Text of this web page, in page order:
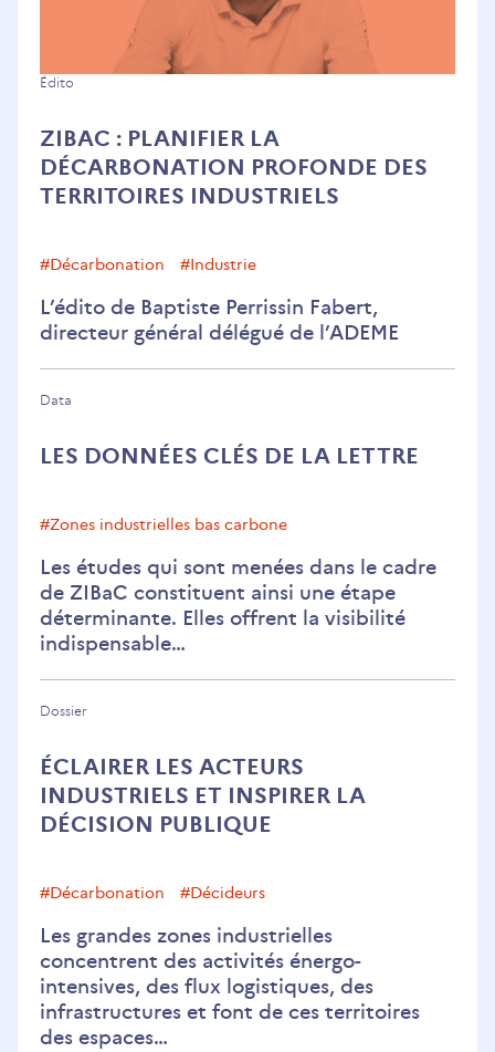
ZIBaC
planifier
la
décarbonation
des
industriels
ZIBAC : PLANIFIER LA
DÉCARBONATION PROFONDE DES
TERRITOIRES INDUSTRIELS
Édito
#décarbonation #Industrie
L’édito de Baptiste Perrissin Fabert,
directeur général délégué de l’ADEME
LES DONNÉES CLÉS DE LA LETTRE
Data
#Zones industrielles bas carbone
Les études qui sont menées dans le cadre
de ZIBaC constituent ainsi une étape
déterminante. Elles offrent la visibilité
indispensable…
ÉCLAIRER LES ACTEURS
INDUSTRIELS ET INSPIRER LA
DÉCISION PUBLIQUE
Dossier
#décarbonation #Décideurs
Les grandes zones industrielles
concentrent des activités énergo-
intensives, des flux logistiques, des
infrastructures et font de ces territoires
des espaces…